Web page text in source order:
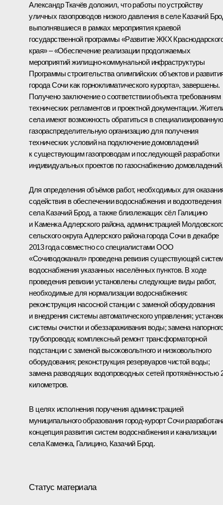
Александр Ткачёв доложил, что работы по устройству
уличных газопроводов низкого давления в селе Казачий
выполнявшиеся в рамках мероприятия краевой
государственной программы «Развитие ЖКХ
края» – «Обеспечение реализации продолжаемых
мероприятий жилищно-коммунальной инфраструктуры
Программы строительства олимпийских объектов и
города Сочи как горноклиматического курорта», завершены.
Получено заключение о соответствии объекта требованиям
технических регламентов и проектной документации.
села имеют возможность обратиться в специализированную
газораспределительную организацию для получения
технических условий на подключение домовладений
к существующим газопроводам и последующей разработки
индивидуальных проектов по газоснабжению домовладений.
Для определения объёмов работ, необходимых для
содействия в обеспечении водоснабжения и водоотведения
села Казачий Брод, а также близлежащих сёл Галицино
и Каменка Адлерского района, администрацией
сельского округа Адлерского района города Сочи в декабре
2013 года совместно со специалистами ООО
«Сочиводоканал» проведена ревизия существующей
водоснабжения указанных населённых пунктов. В ходе
проведения ревизии установлены следующие виды работ,
необходимые для нормализации водоснабжения:
реконструкция насосной станции с заменой оборудования
и внедрения системы автоматического управления;
системы очистки и обеззараживания воды; замена
трубопровода; комплексный ремонт трансформаторной
подстанции с заменой высоковольтного и низковольтного
оборудования; реконструкция резервуаров чистой воды;
замена разводящих водопроводных сетей протяжённостью
километров.
В целях исполнения поручения администрацией
муниципального образования город-курорт Сочи
концепция развития систем водоснабжения и канализации
села Каменка, Галицино, Казачий Брод.
Статус материала